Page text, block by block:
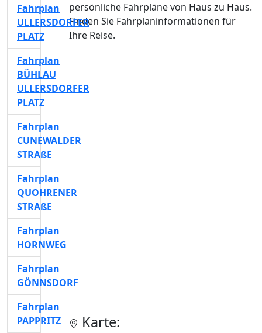
persönliche Fahrpläne von Haus zu Haus.
Finden Sie Fahrplaninformationen für
Ihre Reise.
Karte:
Fahrplan
ULLERSDORFER
PLATZ
Fahrplan
BÜHLAU
ULLERSDORFER
PLATZ
Fahrplan
CUNEWALDER
STRAßE
Fahrplan
QUOHRENER
STRAßE
Fahrplan
HORNWEG
Fahrplan
GÖNNSDORF
Fahrplan
PAPPRITZ